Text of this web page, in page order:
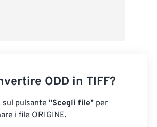
ODD in TIFF?
sul pulsante "Scegli file" per
i file ORIGINE.